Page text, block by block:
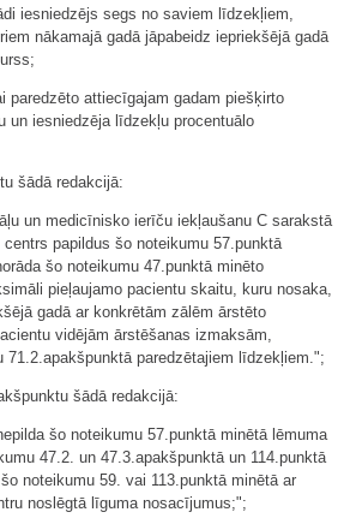
iesniedzējs segs no saviem līdzekļiem,
nākamajā gadā jāpabeidz iepriekšējā gadā
paredzēto attiecīgajam gadam piešķirto
un iesniedzēja līdzekļu procentuālo
šādā redakcijā:
un medicīnisko ierīču iekļaušanu C sarakstā
papildus šo noteikumu 57.punktā
šo noteikumu 47.punktā minēto
pieļaujamo pacientu skaitu, kuru nosaka,
gadā ar konkrētām zālēm ārstēto
vidējām ārstēšanas izmaksām,
71.2.apakšpunktā paredzētajiem līdzekļiem.";
šādā redakcijā:
šo noteikumu 57.punktā minētā lēmuma
47.2. un 47.3.apakšpunktā un 114.punktā
noteikumu 59. vai 113.punktā minētā ar
noslēgtā līguma nosacījumus;";